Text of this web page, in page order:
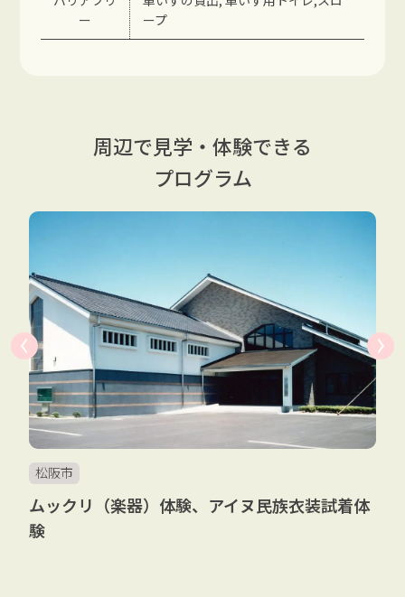
ー
ープ
周辺で見学・体験できる
プログラム
松阪市
ムックリ（楽器）体験、アイヌ民族衣装試着体
験